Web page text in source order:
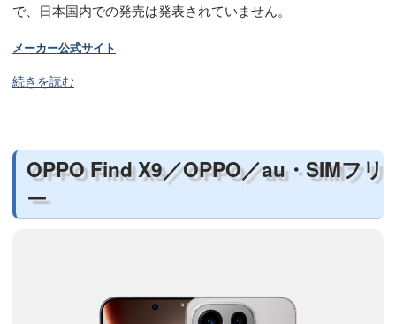
で、日本国内での発売は発表されていません。
メーカー公式サイト
続きを読む
OPPO Find X9／OPPO／au・SIMフリ
ー